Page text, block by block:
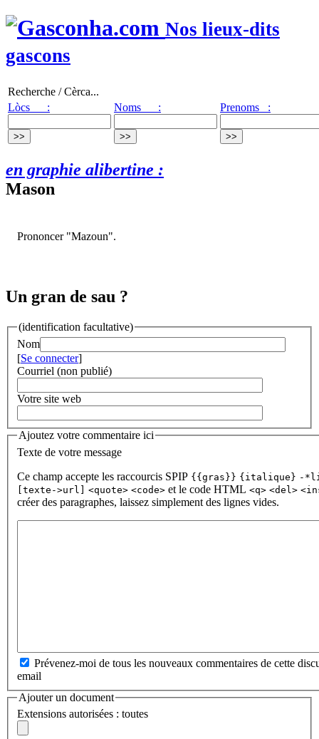
Nos lieux-dits
gascons
Recherche / Cèrca...
Lòcs :
Noms : Prenoms :
en graphie alibertine :
Mason
Prononcer "Mazoun".
Un gran de sau ?
(identification facultative)
Nom
[Se connecter]
Courriel (non publié)
Votre site web
Ajoutez votre commentaire ici
Texte de votre message
Ce champ accepte les raccourcis SPIP {{gras}} {italique} -
[texte->url] <quote> <code> et le code HTML <q> <del>
créer des paragraphes, laissez simplement des lignes vides.
Prévenez-moi de tous les nouveaux commentaires de cette
email
Ajouter un document
Extensions autorisées : toutes